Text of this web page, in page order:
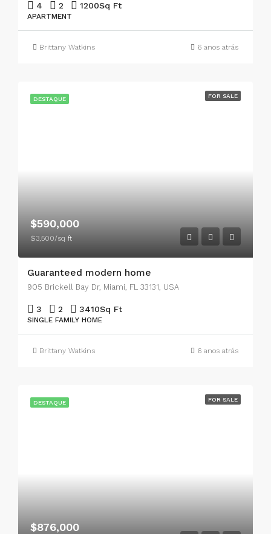
4 2 1200Sq Ft
APARTMENT
Brittany Watkins 6 anos atrás
DESTAQUE FOR SALE
$590,000
$3,500/sq ft
Guaranteed modern home
905 Brickell Bay Dr, Miami, FL 33131, USA
3 2 3410Sq Ft
SINGLE FAMILY HOME
Brittany Watkins 6 anos atrás
DESTAQUE FOR SALE
$876,000